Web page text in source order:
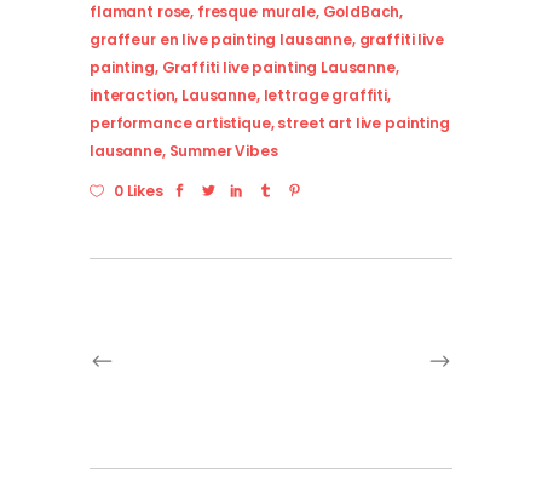
flamant rose, fresque murale, GoldBach,
graffeur en live painting lausanne, graffiti live
painting, Graffiti live painting Lausanne,
interaction, Lausanne, lettrage graffiti,
performance artistique,street art live painting
lausanne, Summer Vibes
0 Likes